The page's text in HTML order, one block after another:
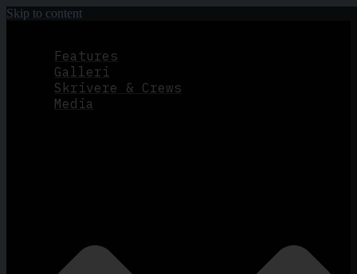
Skip to content
Features
Galleri
Skrivere & Crews
Media